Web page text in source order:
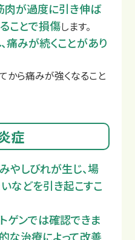
肉が過度に引き伸ば
ことで損傷します。
痛みが続くことがあり
から痛みが強くなること
症
やしびれが生じ、場
などを引き起こすこ
ゲンでは確認できま
な治療によって改善